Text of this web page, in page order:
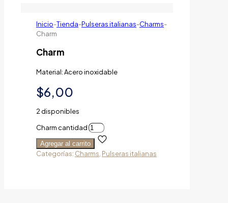
Inicio-Tienda-Pulseras italianas-Charms-
Charm
Charm
Material: Acero inoxidable
$6,00
2 disponibles
Charm cantidad
Agregar al carrito
Categorías: Charms, Pulseras italianas